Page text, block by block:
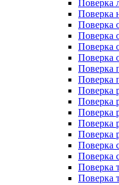
Поверка
Поверка
Поверка
Поверка
Поверка
Поверка
Поверка
Поверка
Поверка
Поверка
Поверка
Поверка
Поверка
Поверка
Поверка
Поверка
Поверка